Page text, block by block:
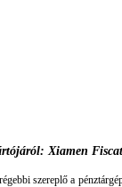
:Xiamen Fiscat
szereplő a